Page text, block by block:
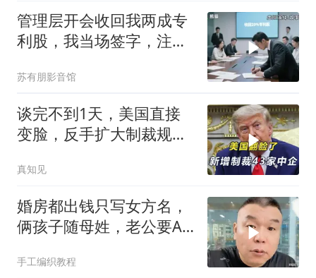
管理层开会收回我两成专
利股，我当场签字，注销
苏有朋影音馆
谈完不到1天，美国直接
变脸，反手扩大制裁规
真知见
婚房都出钱只写女方名，
俩孩子随母姓，老公要AA
手工编织教程